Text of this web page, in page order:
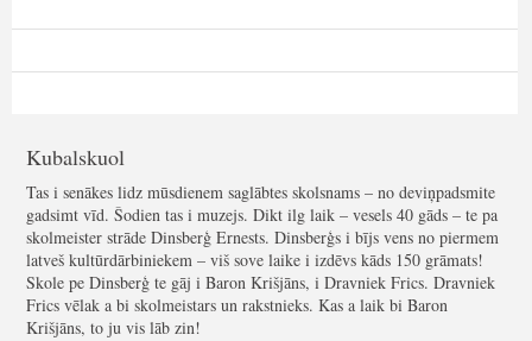
Kubalskuol
Tas i senākes lidz mūsdienem saglābtes skolsnams – no deviņpadsmite
gadsimt vīd. Šodien tas i muzejs. Dikt ilg laik – vesels 40 gāds – te pa
skolmeister strāde Dinsberģ Ernests. Dinsberģs i bījs vens no piermem
latveš kultūrdārbiniekem – viš sove laike i izdēvs kāds 150 grāmats!
Skole pe Dinsberģ te gāj i Baron Krišjāns, i Dravniek Frics. Dravniek
Frics vēlak a bi skolmeistars un rakstnieks. Kas a laik bi Baron
Krišjāns, to ju vis lāb zin!